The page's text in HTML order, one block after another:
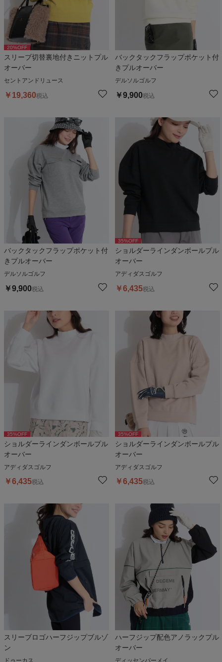
20%OFF
スリーブ切替裏地付きニットプル
オーバー
セントアンドリュース
￥ 19,360税込
バックタックフラップポケット付
きプルオーバー
デルソルゴルフ
￥9,900税込
バックタックフラップポケット付
きプルオーバー
デルソルゴルフ
￥9,900税込
35%OFF
ショルダーラインダンボールプル
オーバー
アディダスゴルフ
￥6,435税込
35%OFF
ショルダーラインダンボールプル
オーバー
アディダスゴルフ
￥6,435税込
35%OFF
ショルダーラインダンボールプル
オーバー
アディダスゴルフ
￥6,435税込
スリーブロゴハーフジップブルゾ
ン
ドゥーカス
ハーフジップ配色アノラックプル
オーバー
ディッセンバーメイ